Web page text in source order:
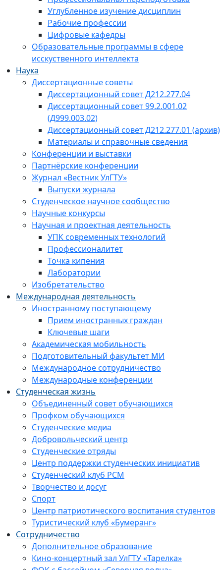
Углубленное изучение дисциплин
Рабочие профессии
Цифровые кафедры
Образовательные программы в сфере
исскуственного интеллекта
Наука
Диссертационные советы
Диссертационный совет Д212.277.04
Диссертационный совет 99.2.001.02
(Д999.003.02)
Диссертационный совет Д212.277.01 (архив)
Материалы и справочные сведения
Конференции и выставки
Партнёрские конференции
Журнал «Вестник УлГТУ»
Выпуски журнала
Студенческое научное сообщество
Научные конкурсы
Научная и проектная деятельность
УПК современных технологий
Профессионалитет
Точка кипения
Лаборатории
Изобретательство
Международная деятельность
Иностранному поступающему
Прием иностранных граждан
Ключевые шаги
Академическая мобильность
Подготовительный факультет МИ
Международное сотрудничество
Международные конференции
Студенческая жизнь
Объединенный совет обучающихся
Профком обучающихся
Студенческие медиа
Добровольческий центр
Студенческие отряды
Центр поддержки студенческих инициатив
Студенческий клуб РСМ
Творчество и досуг
Спорт
Центр патриотического воспитания студентов
Туристический клуб «Бумеранг»
Сотрудничество
Дополнительное образование
Кино-концертный зал УлГТУ «Тарелка»